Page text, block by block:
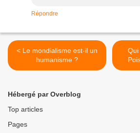
Répondre
< Le mondialisme est-il un
humanisme ?
Hébergé par Overblog
Top articles
Pages